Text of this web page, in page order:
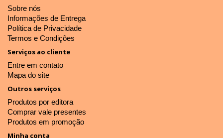
Sobre nós
Informações de Entrega
Política de Privacidade
Termos e Condições
Serviços ao cliente
Entre em contato
Mapa do site
Outros serviços
Produtos por editora
Comprar vale presentes
Produtos em promoção
Minha conta